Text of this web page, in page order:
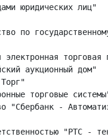
юридических лиц"
по
электронная торговая
аукционный дом"
торговые
"Сбербанк -
"РТС -